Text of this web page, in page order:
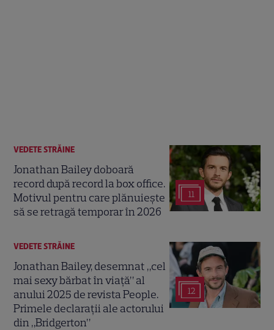
11
VEDETE STRĂINE
Jonathan Bailey doboară
record după record la box office.
Motivul pentru care plănuiește
să se retragă temporar în 2026
12
VEDETE STRĂINE
Jonathan Bailey, desemnat „cel
mai sexy bărbat în viață” al
anului 2025 de revista People.
Primele declarații ale actorului
din „Bridgerton”